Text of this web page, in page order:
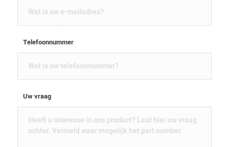
Telefoonnummer
Uw vraag